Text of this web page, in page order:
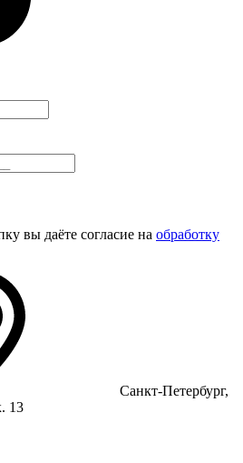
вы даёте согласие на обработку
Санкт-Петербург,
13